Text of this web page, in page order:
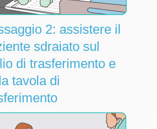
2: assistere il
sdraiato sul
di trasferimento e
tavola di